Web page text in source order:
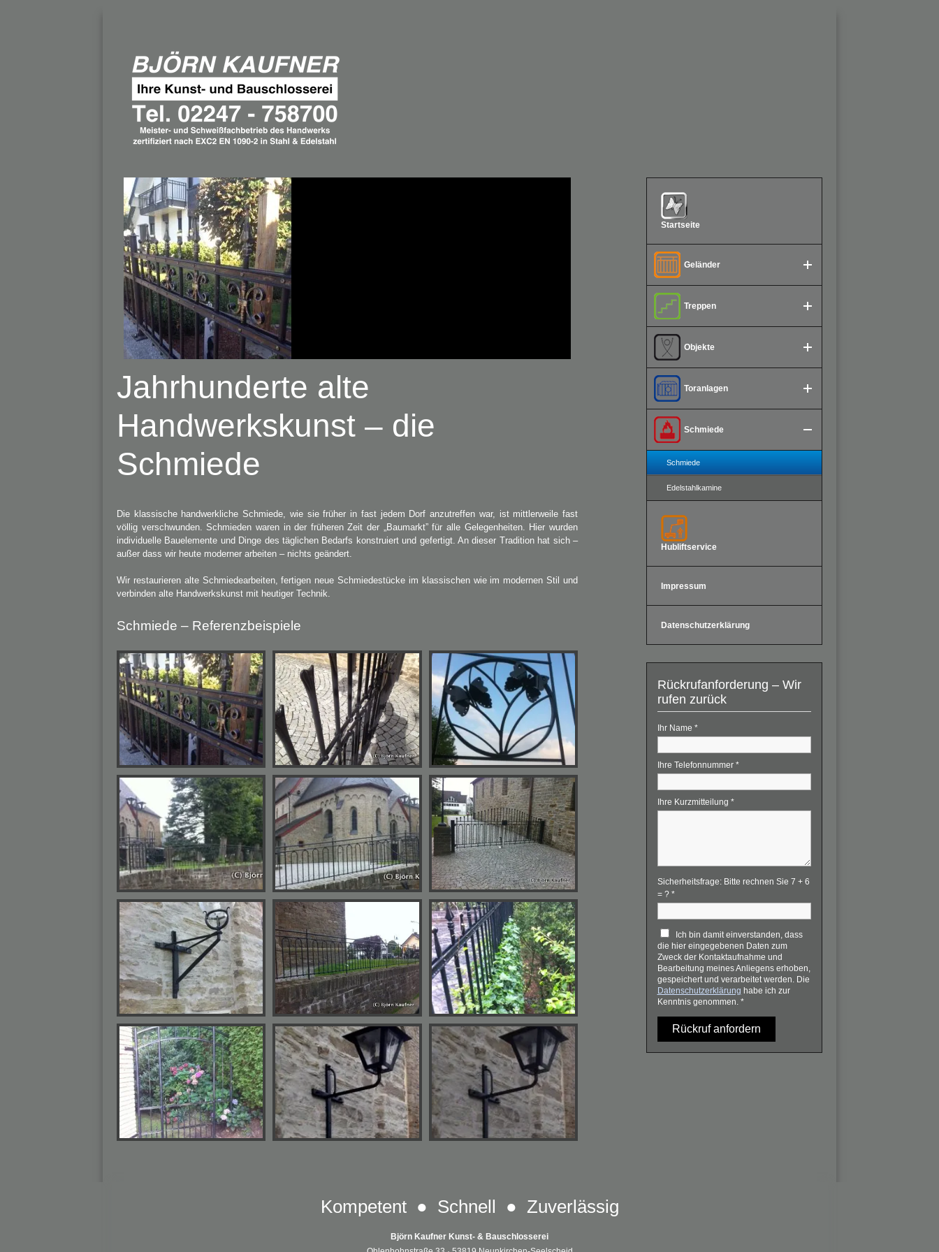
Jahrhunderte alte
Handwerkskunst – die
Schmiede
Die klassische handwerkliche Schmiede, wie sie früher in fast jedem Dorf anzutreffen war, ist mittlerweile fast
völlig verschwunden. Schmieden waren in der früheren Zeit der „Baumarkt” für alle Gelegenheiten. Hier wurden
individuelle Bauelemente und Dinge des täglichen Bedarfs konstruiert und gefertigt. An dieser Tradition hat sich –
außer dass wir heute moderner arbeiten – nichts geändert.
Wir restaurieren alte Schmiedearbeiten, fertigen neue Schmiedestücke im klassischen wie im modernen Stil und
verbinden alte Handwerkskunst mit heutiger Technik.
Schmiede – Referenzbeispiele
Startseite
Geländer
Treppen
Objekte
Toranlagen
Schmiede
Schmiede
Edelstahlkamine
Hubliftservice
Impressum
Datenschutzerklärung
Rückrufanforderung – Wir
rufen zurück
Ihr Name *
Ihre Telefonnummer *
Ihre Kurzmitteilung *
Sicherheitsfrage: Bitte rechnen Sie 7 + 6
= ? *
Ich bin damit einverstanden, dass
die hier eingegebenen Daten zum
Zweck der Kontaktaufnahme und
Bearbeitung meines Anliegens erhoben,
gespeichert und verarbeitet werden. Die
Datenschutzerklärung habe ich zur
Kenntnis genommen. *
Rückruf anfordern
Kompetent ● Schnell ● Zuverlässig
Björn Kaufner Kunst- & Bauschlosserei